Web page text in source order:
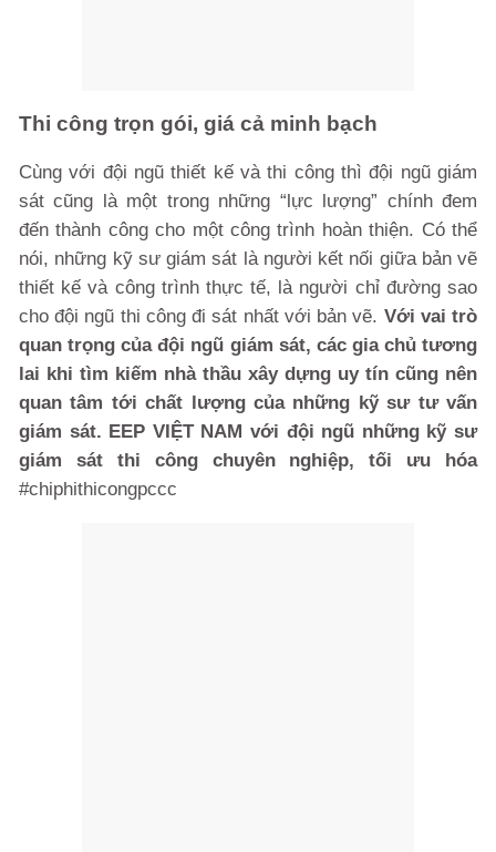
Thi công trọn gói, giá cả minh bạch
Cùng với đội ngũ thiết kế và thi công thì đội ngũ giám
sát cũng là một trong những “lực lượng” chính đem
đến thành công cho một công trình hoàn thiện. Có thể
nói, những kỹ sư giám sát là người kết nối giữa bản vẽ
thiết kế và công trình thực tế, là người chỉ đường sao
cho đội ngũ thi công đi sát nhất với bản vẽ. Với vai trò
quan trọng của đội ngũ giám sát, các gia chủ tương
lai khi tìm kiếm nhà thầu xây dựng uy tín cũng nên
quan tâm tới chất lượng của những kỹ sư tư vấn
giám sát. EEP VIỆT NAM với đội ngũ những kỹ sư
giám sát thi công chuyên nghiệp, tối ưu hóa
#chiphithicongpccc